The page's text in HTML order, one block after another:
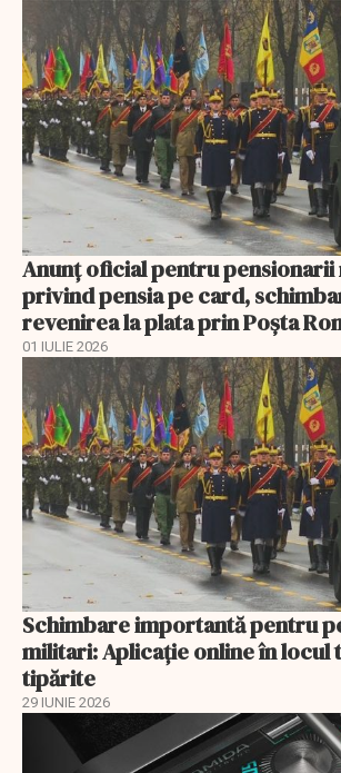
Anunţ oficial pentru
privind pensia pe card,
revenirea la plata prin Poşta
01 IULIE 2026
Schimbare importantă pentru
militari: Aplicaţie online în locul
tipărite
29 IUNIE 2026